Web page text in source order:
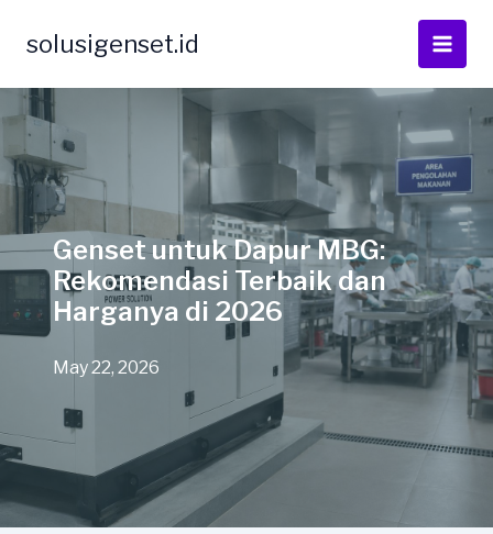
solusigenset.id
Genset untuk Dapur MBG:
Rekomendasi Terbaik dan
Harganya di 2026
May 22, 2026